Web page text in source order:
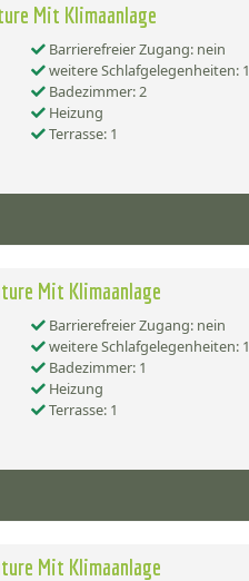
Mit Klimaanlage
Barrierefreier Zugang: nein
weitere Schlafgelegenheiten: 1
Badezimmer: 2
Heizung
Terrasse: 1
Mit Klimaanlage
Barrierefreier Zugang: nein
weitere Schlafgelegenheiten: 1
Badezimmer: 1
Heizung
Terrasse: 1
Mit Klimaanlage